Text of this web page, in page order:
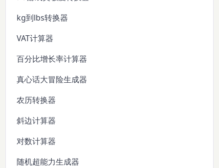
kg到lbs转换器
VAT计算器
百分比增长率计算器
真心话大冒险生成器
农历转换器
斜边计算器
对数计算器
随机超能力生成器